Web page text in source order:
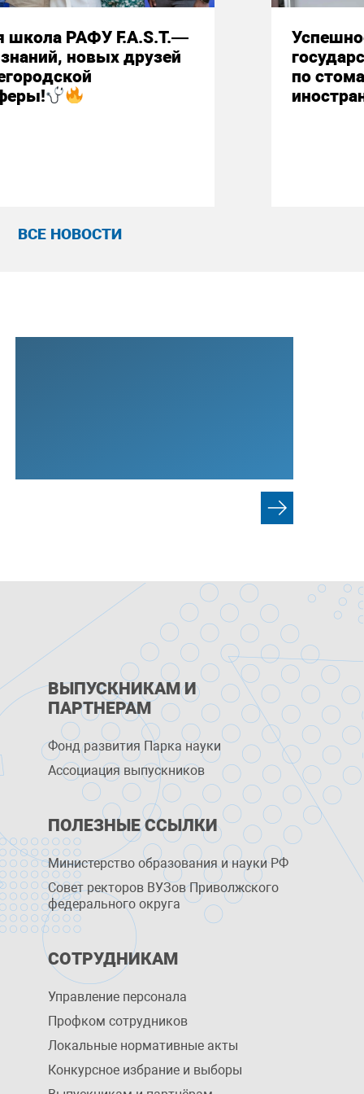
школа РАФУ F.A.S.T.—
новых друзей
по
ВСЕ НОВОСТИ
ВЫПУСКНИКАМ И
ПАРТНЕРАМ
Фонд развития Парка науки
Ассоциация выпускников
ПОЛЕЗНЫЕ ССЫЛКИ
Министерство образования и науки РФ
Совет ректоров ВУЗов Приволжского
федерального округа
СОТРУДНИКАМ
Управление персоналa
Профком сотрудников
Локальные нормативные акты
Конкурсное избрание и выборы